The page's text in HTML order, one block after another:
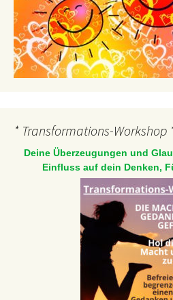
* Transformations-Workshop
Deine Überzeugungen und
Einfluss auf dein Denken,